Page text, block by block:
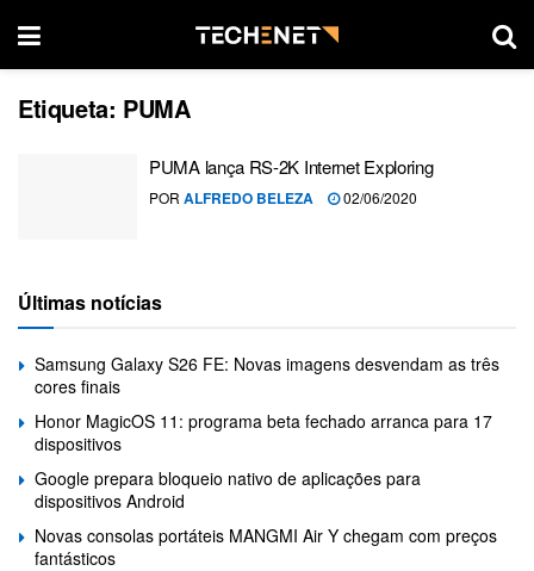
Etiqueta: PUMA
PUMA lança RS-2K Internet Exploring
POR ALFREDO BELEZA 02/06/2020
Últimas notícias
Samsung Galaxy S26 FE: Novas imagens desvendam as três
cores finais
Honor MagicOS 11: programa beta fechado arranca para 17
dispositivos
Google prepara bloqueio nativo de aplicações para
dispositivos Android
Novas consolas portáteis MANGMI Air Y chegam com preços
fantásticos